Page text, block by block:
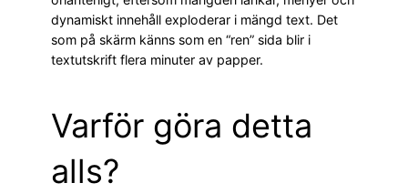
dynamiskt innehåll exploderar i mängd text. Det
som på skärm känns som en “ren” sida blir i
textutskrift flera minuter av papper.
Varför göra detta
alls?